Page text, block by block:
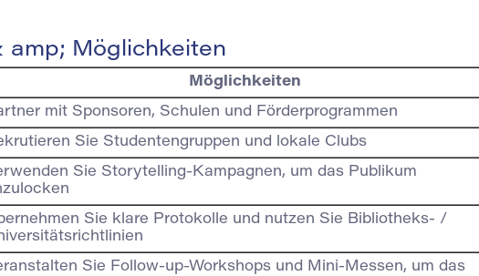
amp; Möglichkeiten
Möglichkeiten
mit Sponsoren, Schulen und Förderprogrammen
Sie Studentengruppen und lokale Clubs
Sie Storytelling-Kampagnen, um das Publikum
Sie klare Protokolle und nutzen Sie Bibliotheks- /
Sie Follow-up-Workshops und Mini-Messen, um das